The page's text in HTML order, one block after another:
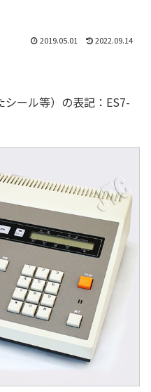
2019.05.01 2022.09.14
ール等）の表記：ES7-